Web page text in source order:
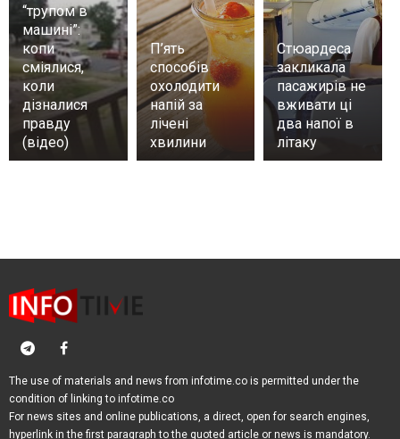
“трупом в
машині”:
копи
сміялися,
коли
дізналися
правду
(відео)
П’ять
способів
охолодити
напій за
лічені
хвилини
Стюардеса
закликала
пасажирів не
вживати ці
два напої в
літаку
The use of materials and news from infotime.co is permitted under the
condition of linking to infotime.co
For news sites and online publications, a direct, open for search engines,
hyperlink in the first paragraph to the quoted article or news is mandatory.